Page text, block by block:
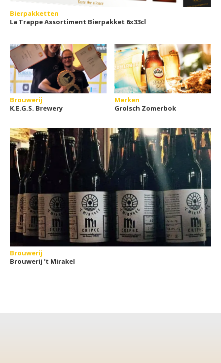
Bierpakketten
La Trappe Assortiment Bierpakket 6x33cl
Brouwerij
K.E.G.S. Brewery
Merken
Grolsch Zomerbok
Brouwerij
Brouwerij 't Mirakel